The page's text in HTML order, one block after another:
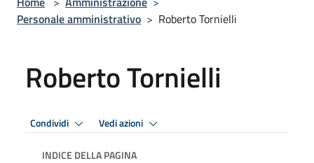
Personale amministrativo > Roberto Tornielli
Roberto Tornielli
Condividi Vedi azioni
INDICE DELLA PAGINA